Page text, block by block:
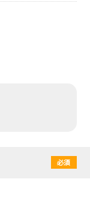
必須